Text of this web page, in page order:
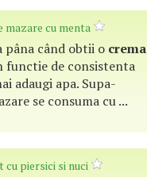
mazare cu menta
pâna când obtii o crema
functie de consistenta
adaugi apa. Supa-
se consuma cu ...
cu piersici si nuci